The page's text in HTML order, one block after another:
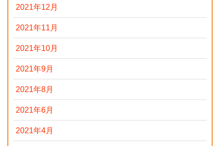
2021年12月
2021年11月
2021年10月
2021年9月
2021年8月
2021年6月
2021年4月